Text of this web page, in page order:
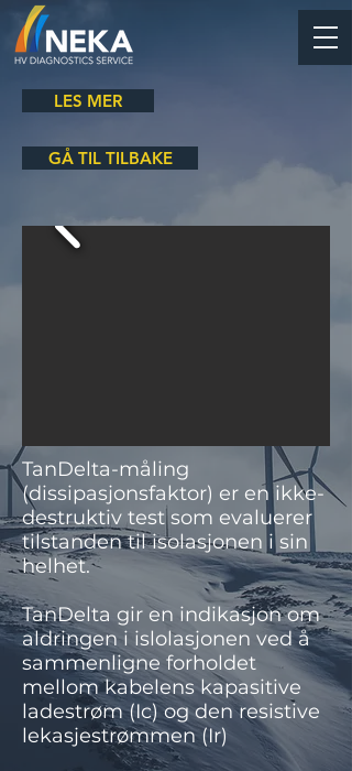
LES MER
GÅ TIL TILBAKE
TanDelta-måling
(dissipasjonsfaktor) er en ikke-
destruktiv test som evaluerer
tilstanden til isolasjonen i sin
helhet.
TanDelta gir en indikasjon om
aldringen i islolasjonen ved å
sammenligne forholdet
mellom kabelens kapasitive
ladestrøm (Ic) og den resistive
lekasjestrømmen (Ir)